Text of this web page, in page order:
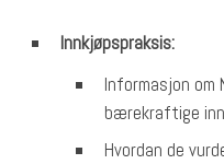
Innkjøpspraksis:
Informasjon om
bærekraftige
Hvordan de